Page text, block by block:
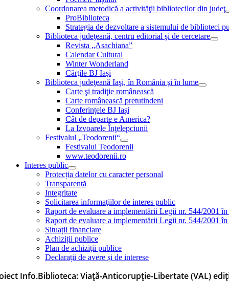
Coordonarea metodică a activităţii bibliotecilor din judeţ
ProBiblioteca
Strategia de dezvoltare a sistemului de biblioteci
Biblioteca judeţeană, centru editorial şi de cercetare
Revista „Asachiana”
Calendar Cultural
Winter Wonderland
Cărţile BJ Iaşi
Biblioteca judeţeană Iaşi, în România şi în lume
Carte şi tradiţie românească
Carte românească pretutindeni
Conferințele BJ Iași
Cât de departe e America?
La Izvoarele Înţelepciunii
Festivalul „Teodorenii“
Festivalul Teodorenii
www.teodorenii.ro
Interes public
Protecția datelor cu caracter personal
Transparență
Integritate
Solicitarea informaţiilor de interes public
Raport de evaluare a implementării Legii nr. 544/2001
Raport de evaluare a implementării Legii nr. 544/2001
Situații financiare
Achiziții publice
Plan de achiziţii publice
Declarații de avere și de interese
Info.Biblioteca: Viață-Anticorupție-Libertate (VAL)